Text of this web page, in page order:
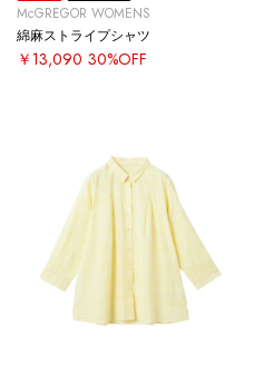
McGREGOR WOMENS
綿麻ストライプシャツ
￥13,090 30%OFF